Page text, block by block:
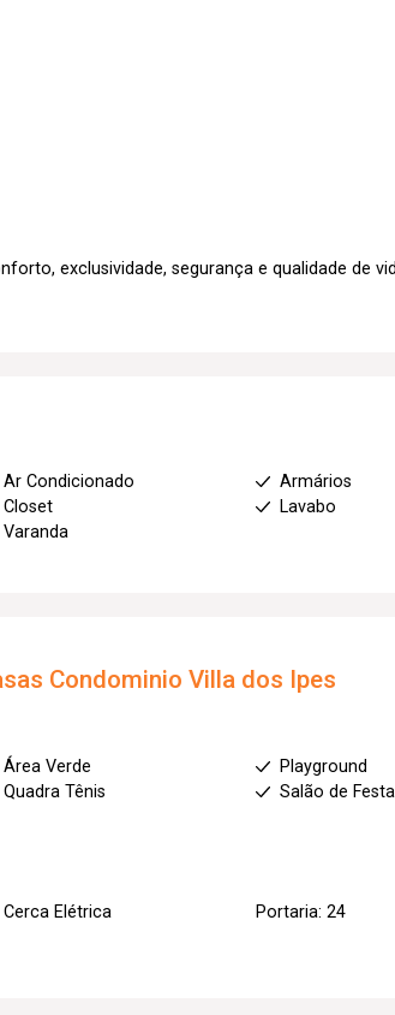
exclusividade, segurança e qualidade de
Ar Condicionado
Armários
Closet
Lavabo
Varanda
Condominio Villa dos Ipes
Área Verde
Playground
Quadra Tênis
Salão de Festa
Cerca Elétrica
Portaria: 24